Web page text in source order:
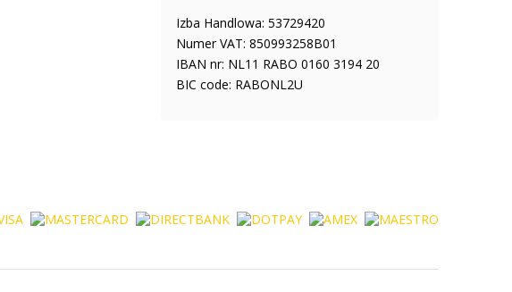
Izba Handlowa: 53729420
Numer VAT: 850993258B01
IBAN nr: NL11 RABO 0160 3194 20
BIC code: RABONL2U